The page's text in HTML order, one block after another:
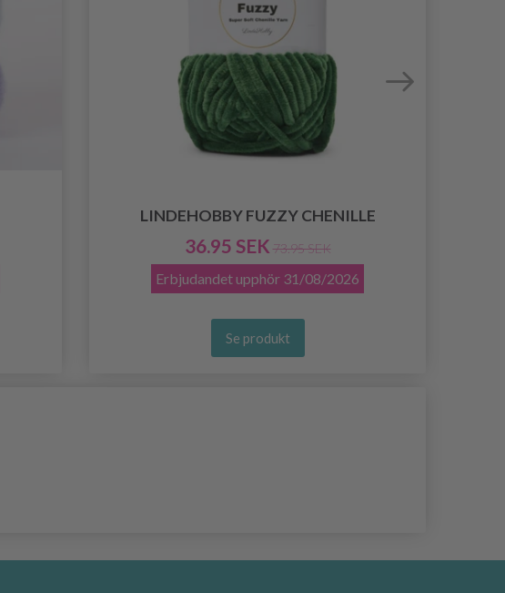
LINDEHOBBY FUZZY CHENILLE
36.95 SEK 73.95 SEK
Erbjudandet upphör 31/08/2026
Se produkt